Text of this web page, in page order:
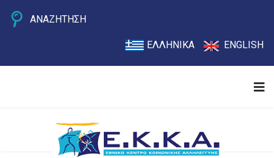
ΑΝΑΖΗΤΗΣΗ
ΕΛΛΗΝΙΚΑ ENGLISH